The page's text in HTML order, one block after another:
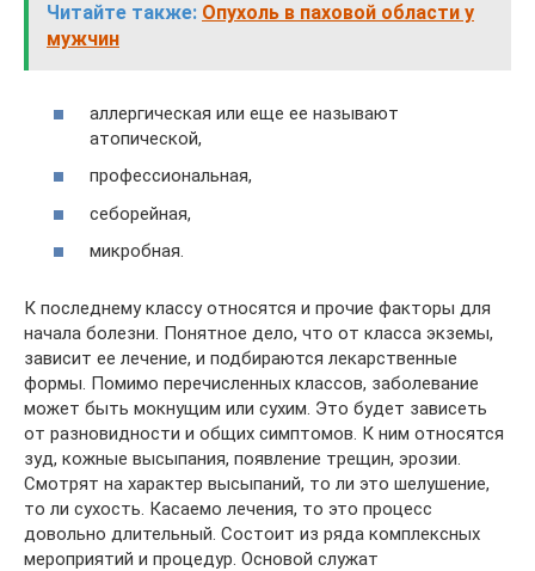
Читайте также: Опухоль в паховой области у
мужчин
аллергическая или еще ее называют
атопической,
профессиональная,
себорейная,
микробная.
К последнему классу относятся и прочие факторы для
начала болезни. Понятное дело, что от класса экземы,
зависит ее лечение, и подбираются лекарственные
формы. Помимо перечисленных классов, заболевание
может быть мокнущим или сухим. Это будет зависеть
от разновидности и общих симптомов. К ним относятся
зуд, кожные высыпания, появление трещин, эрозии.
Смотрят на характер высыпаний, то ли это шелушение,
то ли сухость. Касаемо лечения, то это процесс
довольно длительный. Состоит из ряда комплексных
мероприятий и процедур. Основой служат